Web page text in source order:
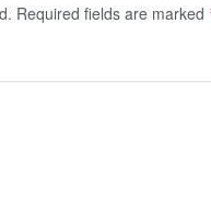
Required fields are marked